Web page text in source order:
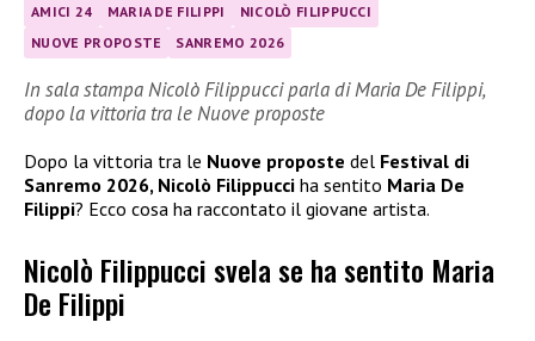
AMICI 24 MARIA DE FILIPPI
NICOLÒ FILIPPUCCI
NUOVE PROPOSTE
SANREMO 2026
In sala stampa Nicolò Filippucci parla di Maria De Filippi,
dopo la vittoria tra le Nuove proposte
Dopo la vittoria tra le Nuove proposte del Festival di
Sanremo 2026, Nicolò Filippucci ha sentito Maria De
Filippi? Ecco cosa ha raccontato il giovane artista.
Nicolò Filippucci svela se ha sentito Maria
De Filippi